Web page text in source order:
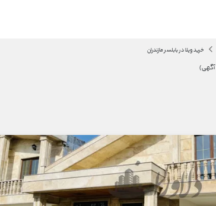
خرید ویلا در بابلسر مازندران
آگهی)